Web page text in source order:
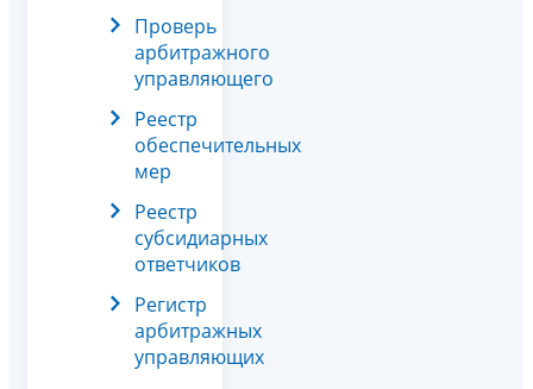
Проверь
арбитражного
управляющего
Реестр
обеспечительных
мер
Реестр
субсидиарных
ответчиков
Регистр
арбитражных
управляющих